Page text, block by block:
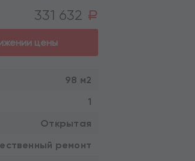
331 632 a
цены
98 м2
1
Открытая
ремонт